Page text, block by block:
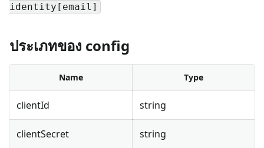
identity[email]
ประเภทของ config
Name Type
clientId string
clientSecret string